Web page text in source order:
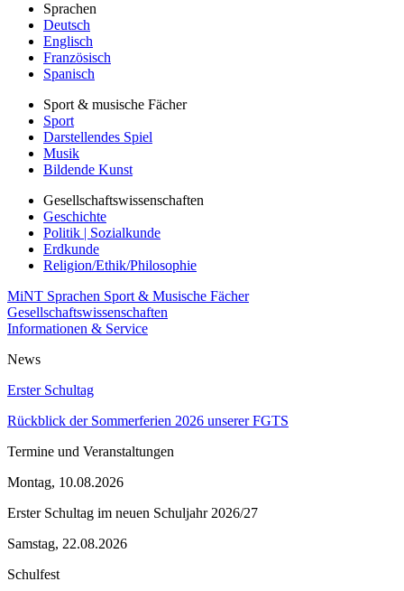
Sprachen
Deutsch
Englisch
Französisch
Spanisch
Sport & musische Fächer
Sport
Darstellendes Spiel
Musik
Bildende Kunst
Gesellschaftswissenschaften
Geschichte
Politik | Sozialkunde
Erdkunde
Religion/Ethik/Philosophie
MiNT Sprachen Sport & Musische Fächer
Gesellschaftswissenschaften
Informationen & Service
News
Erster Schultag
Rückblick der Sommerferien 2026 unserer FGTS
Termine und Veranstaltungen
Montag, 10.08.2026
Erster Schultag im neuen Schuljahr 2026/27
Samstag, 22.08.2026
Schulfest